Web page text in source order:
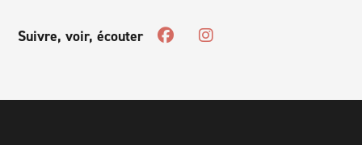
Suivre, voir, écouter